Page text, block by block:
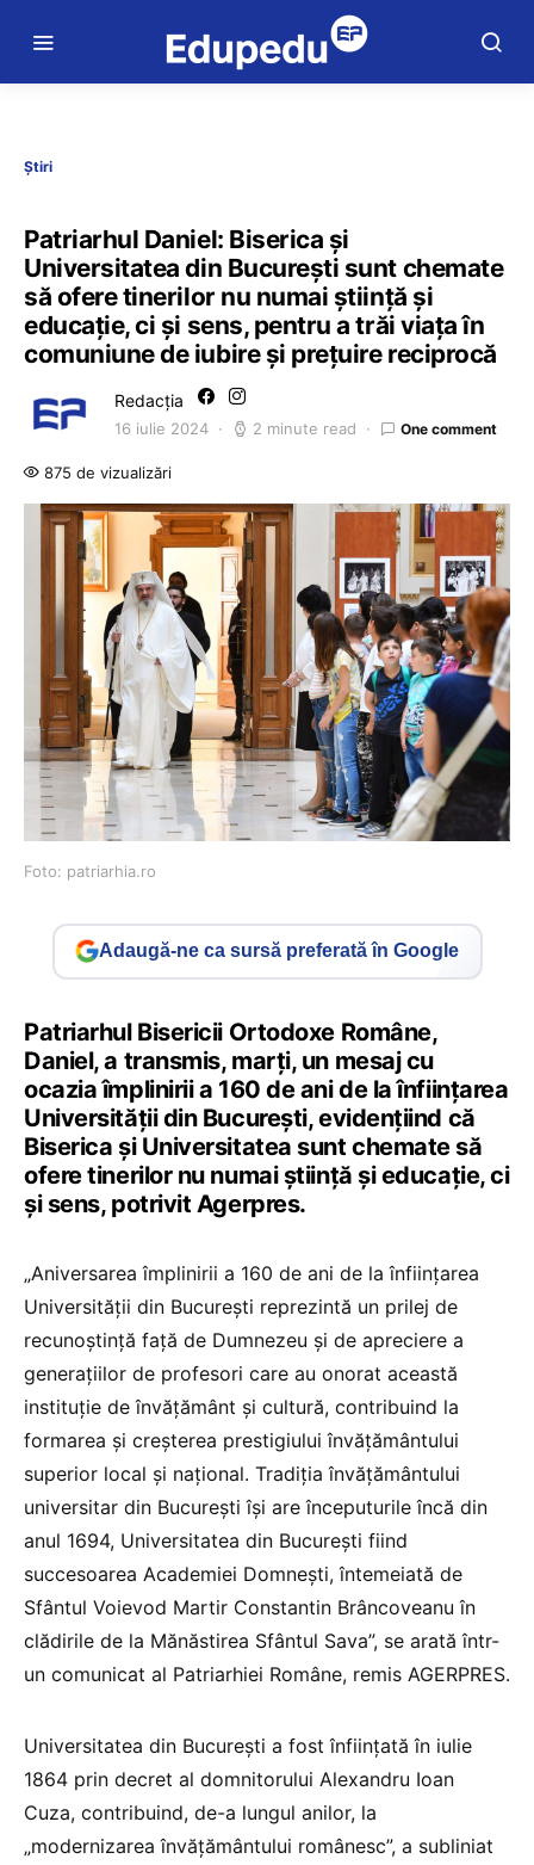
Știri
Patriarhul Daniel: Biserica şi
Universitatea din București sunt chemate
să ofere tinerilor nu numai ştiinţă şi
educaţie, ci şi sens, pentru a trăi viaţa în
comuniune de iubire şi preţuire reciprocă
Redacția
16 iulie 2024 2 minute read One comment
875 de vizualizări
Foto: patriarhia.ro
Adaugă-ne ca sursă preferată în Google
Patriarhul Bisericii Ortodoxe Române,
Daniel, a transmis, marţi, un mesaj cu
ocazia împlinirii a 160 de ani de la înfiinţarea
Universităţii din Bucureşti, evidenţiind că
Biserica şi Universitatea sunt chemate să
ofere tinerilor nu numai ştiinţă şi educaţie, ci
şi sens, potrivit Agerpres.
„Aniversarea împlinirii a 160 de ani de la înfiinţarea
Universităţii din Bucureşti reprezintă un prilej de
recunoştinţă faţă de Dumnezeu şi de apreciere a
generaţiilor de profesori care au onorat această
instituţie de învăţământ şi cultură, contribuind la
formarea şi creşterea prestigiului învăţământului
superior local şi naţional. Tradiţia învăţământului
universitar din Bucureşti îşi are începuturile încă din
anul 1694, Universitatea din Bucureşti fiind
succesoarea Academiei Domneşti, întemeiată de
Sfântul Voievod Martir Constantin Brâncoveanu în
clădirile de la Mănăstirea Sfântul Sava”, se arată într-
un comunicat al Patriarhiei Române, remis AGERPRES.
Universitatea din Bucureşti a fost înfiinţată în iulie
1864 prin decret al domnitorului Alexandru Ioan
Cuza, contribuind, de-a lungul anilor, la
„modernizarea învăţământului românesc”, a subliniat